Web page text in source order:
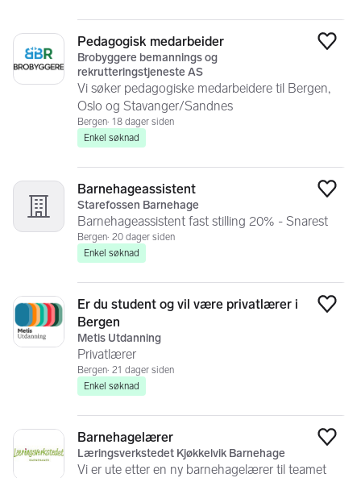
Pedagogisk medarbeider
Brobyggere bemannings og
rekrutteringstjeneste AS
Vi søker pedagogiske medarbeidere til Bergen,
Oslo og Stavanger/Sandnes
Bergen 18 dager siden
Enkel søknad
Barnehageassistent
Starefossen Barnehage
Barnehageassistent fast stilling 20% - Snarest
Bergen 20 dager siden
Enkel søknad
Er du student og vil være privatlærer i
Bergen
Metis Utdanning
Privatlærer
Bergen 21 dager siden
Enkel søknad
Barnehagelærer
Læringsverkstedet Kjøkkelvik Barnehage
Vi er ute etter en ny barnehagelærer til teamet